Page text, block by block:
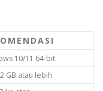
10/11 64-bit
GB atau lebih